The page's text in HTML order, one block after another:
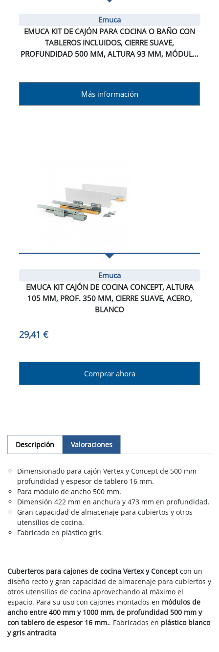
Emuca
EMUCA KIT DE CAJÓN PARA COCINA O BAÑO CON
TABLEROS INCLUIDOS, CIERRE SUAVE,
PROFUNDIDAD 500 MM, ALTURA 93 MM, MÓDULO
Más información
Emuca
EMUCA KIT CAJÓN DE COCINA CONCEPT, ALTURA
105 MM, PROF. 350 MM, CIERRE SUAVE, ACERO,
BLANCO
29,41 €
Comprar ahora
Descripción Valoraciones
Dimensionado para cajón Vertex y Concept de 500 mm
profundidad y espesor de tablero 16 mm.
Para módulo de ancho 500 mm.
Dimensión 422 mm en anchura y 473 mm en profundidad.
Gran capacidad de almacenaje para cubiertos y otros
utensilios de cocina.
Fabricado en plástico gris.
Cuberteros para cajones de cocina Vertex y Conceptcon un
diseño recto y gran capacidad de almacenaje para cubiertos y
otros utensilios de cocina aprovechando al máximo el
espacio. Para su uso con cajones montados en módulos de
ancho entre 400 mm y 1000 mm, de profundidad 500 mm y
con tablero de espesor 16 mm.. Fabricados en plástico blanco
y gris antracita